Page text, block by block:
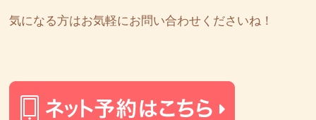
気になる方はお気軽にお問い合わせくださいね！